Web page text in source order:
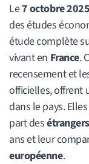
Le7 octobre 2025
des études
étude complète
vivant en France.
recensement et
officielles, offrent
dans le pays.
part desétrangers
ans et leur
européenne.